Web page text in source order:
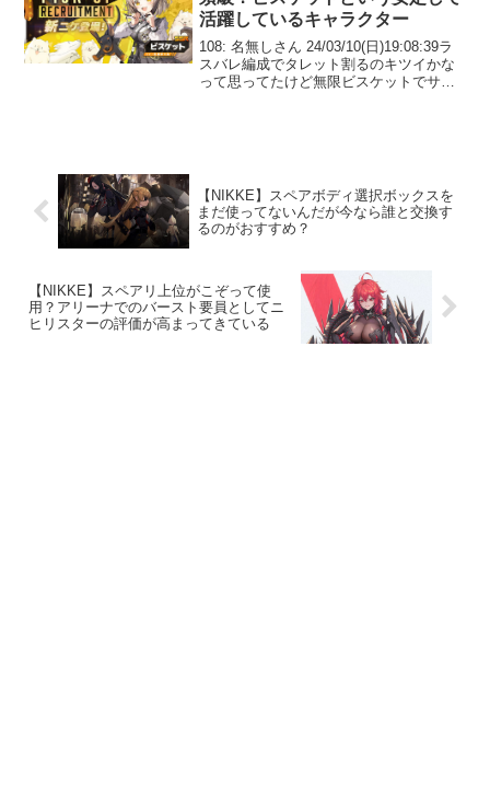
活躍しているキャラクター
108: 名無しさん 24/03/10(日)19:08:39ラ
スバレ編成でタレット割るのキツイかな
って思ってたけど無限ビスケットでサク
【NIKKE】スペアボディ選択ボックスを
まだ使ってないんだが今なら誰と交換す
るのがおすすめ？
【NIKKE】スペアリ上位がこぞって使
用？アリーナでのバースト要員としてニ
ヒリスターの評価が高まってきている